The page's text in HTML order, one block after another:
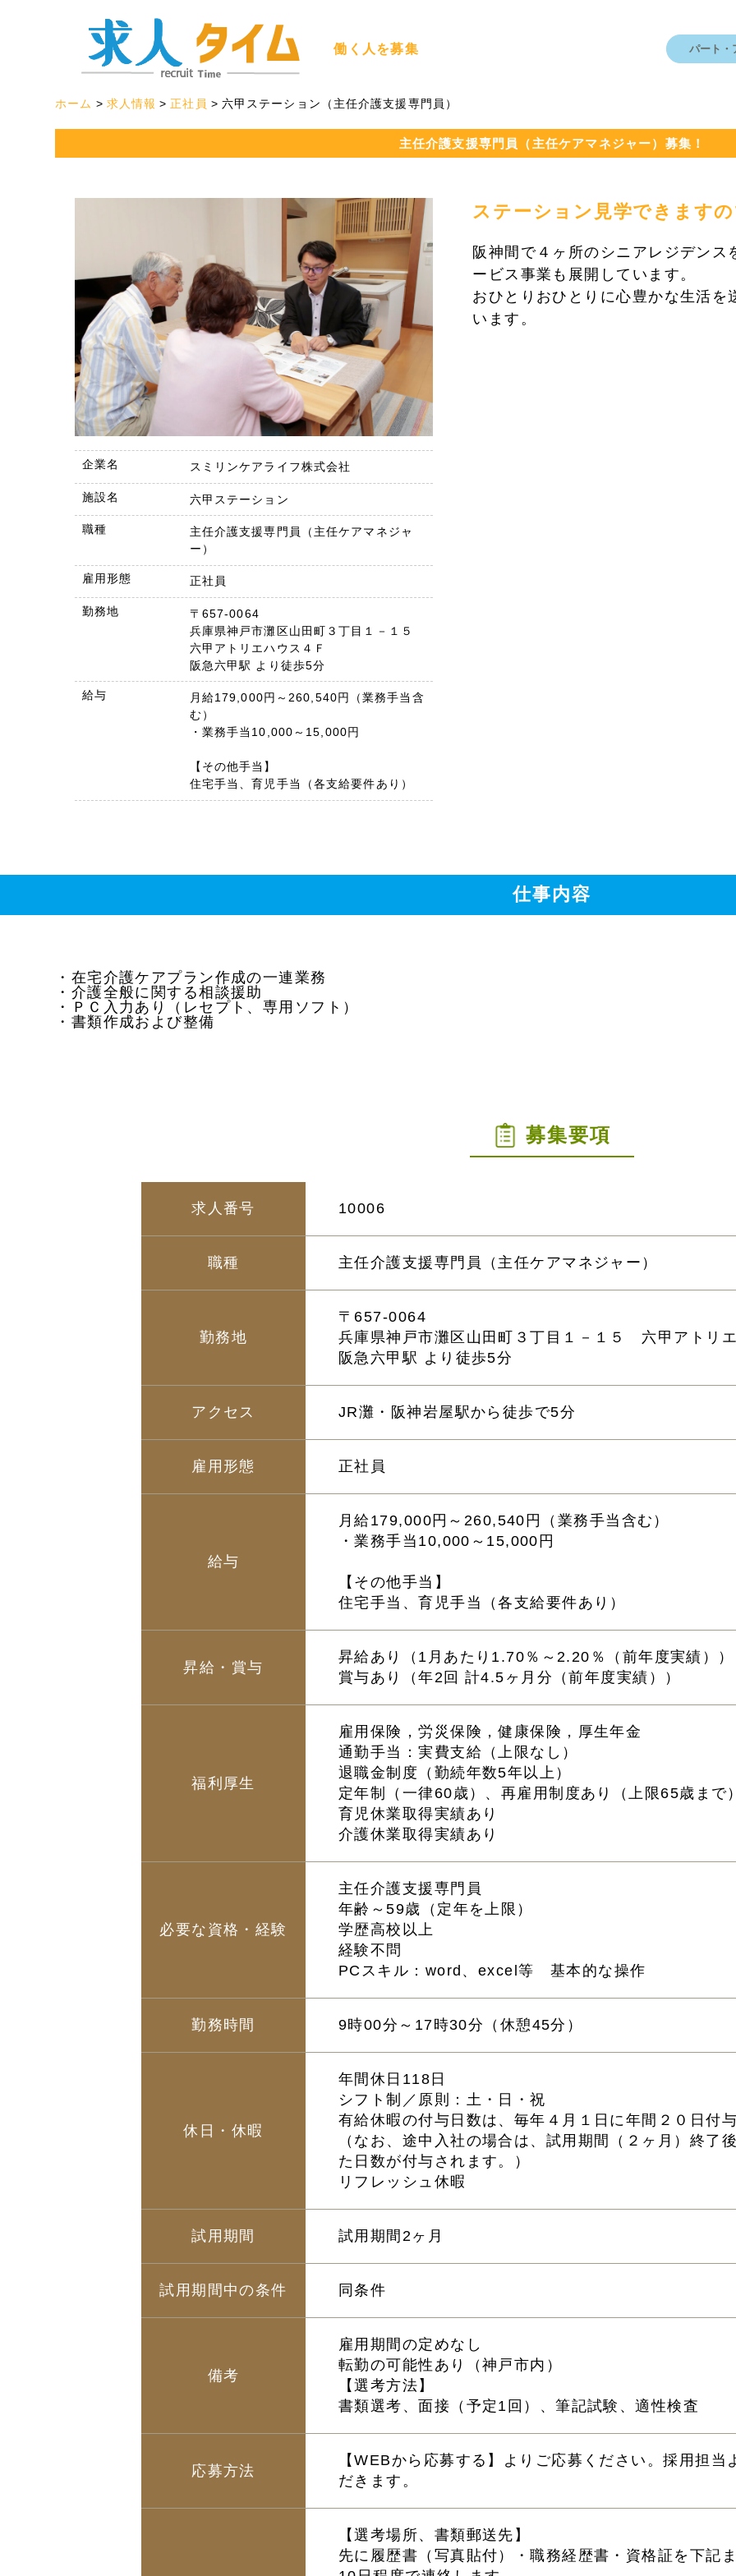
働く人を募集 パート・
ホーム 求人情報 正社員 六甲ステーション（主任介護支援専門員）
主任介護支援専門員（主任ケアマネジャー）募集！
企業名 スミリンケアライフ株式会社
施設名 六甲ステーション
職種
主任介護支援専門員（主任ケアマネジャ
ー）
雇用形態 正社員
勤務地
〒657-0064
兵庫県神戸市灘区山田町３丁目１－１５
六甲アトリエハウス４Ｆ
阪急六甲駅 より徒歩5分
給与
月給179,000円～260,540円（業務手当含
む）
・業務手当10,000～15,000円
【その他手当】
住宅手当、育児手当（各支給要件あり）
ステーション見学できます
阪神間で４ヶ所のシニアレジデン
ービス事業も展開しています。
おひとりおひとりに心豊かな生活を
います。
仕事内容
・在宅介護ケアプラン作成の一連業務
・介護全般に関する相談援助
・ＰＣ入力あり（レセプト、専用ソフト）
・書類作成および整備
募集要項
求人番号 10006
職種 主任介護支援専門員（主任ケアマネジャー）
勤務地
〒657-0064
兵庫県神戸市灘区山田町３丁目１－１５ 六甲アトリエ
阪急六甲駅 より徒歩5分
アクセス JR灘・阪神岩屋駅から徒歩で5分
雇用形態 正社員
給与
月給179,000円～260,540円（業務手当含む）
・業務手当10,000～15,000円
【その他手当】
住宅手当、育児手当（各支給要件あり）
昇給・賞与
昇給あり（1月あたり1.70％～2.20％（前年度実績））
賞与あり（年2回 計4.5ヶ月分（前年度実績））
福利厚生
雇用保険，労災保険，健康保険，厚生年金
通勤手当：実費支給（上限なし）
退職金制度（勤続年数5年以上）
定年制（一律60歳）、再雇用制度あり（上限65歳まで）
育児休業取得実績あり
介護休業取得実績あり
必要な資格・経験
主任介護支援専門員
年齢～59歳（定年を上限）
学歴高校以上
経験不問
PCスキル：word、excel等 基本的な操作
勤務時間 9時00分～17時30分（休憩45分）
休日・休暇
年間休日118日
シフト制／原則：土・日・祝
有給休暇の付与日数は、毎年４月１日に年間２０日付与
（なお、途中入社の場合は、試用期間（２ヶ月）終了
た日数が付与されます。）
リフレッシュ休暇
試用期間 試用期間2ヶ月
試用期間中の条件 同条件
備考
雇用期間の定めなし
転勤の可能性あり（神戸市内）
【選考方法】
書類選考、面接（予定1回）、筆記試験、適性検査
応募方法
【WEBから応募する】よりご応募ください。採用担当
だきます。
【選考場所、書類郵送先】
先に履歴書（写真貼付）・職務経歴書・資格証を下記